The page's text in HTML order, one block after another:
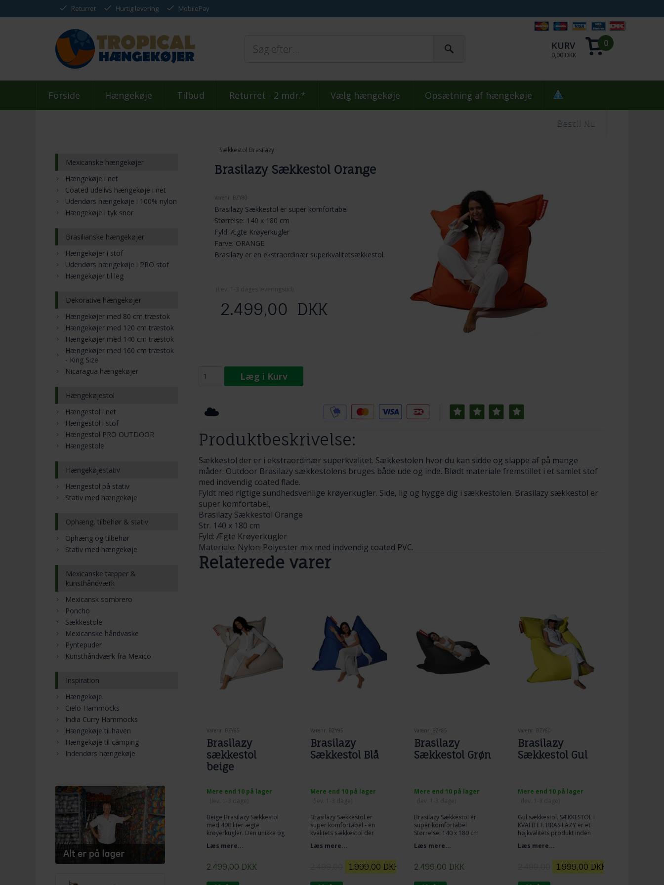
Returret Hurtig levering MobilePay
KURV
0,00 DKK
0
Forside Hængekøje Tilbud Returret - 2 mdr.* Vælg hængekøje Opsætning af hængekøje
Bestil Nu
Sækkestol Brasilazy
Brasilazy Sækkestol Orange
Varenr. BZY80
Brasilazy Sækkestol er super komfortabel
Størrelse: 140 x 180 cm
Fyld: Ægte Krøyerkugler
Farve: ORANGE
Brasilazy er en ekstraordinær superkvalitetsækkestol.
2.499,00 DKK
Læg i Kurv
Produktbeskrivelse:
Sækkestol der er i ekstraordinær superkvalitet. Sækkestolen hvor du kan sidde og slappe af på mange
måder. Outdoor Brasilazy sækkestolens bruges både ude og inde. Blødt materiale fremstillet i et samlet stof
med indvendig coated flade.
Fyldt med rigtige sundhedsvenlige krøyerkugler. Side, lig og hygge dig i sækkestolen. Brasilazy sækkestol er
super komfortabel,
Brasilazy Sækkestol Orange
Str. 140 x 180 cm
Fyld: Ægte Krøyerkugler
Materiale: Nylon-Polyester mix med indvendig coated PVC.
Relaterede varer
Varenr. BZY65
Brasilazy
sækkestol
beige
Mere end 10 på lager
Beige Brasilazy Sækkestol
med 400 liter ægte
krøyerkugler. Den unikke og
sækkestol på 140 x 180 cm
faste og kommer tilbage til
sin form efter brug.
Farve: BEIGE
Læs mere...
2.499,00 DKK
Varenr. BZY95
Brasilazy
Sækkestol Blå
Mere end 10 på lager
Brasilazy Sækkestol er
super komfortabel - en
kvalitets sækkestol der
Størrelse: 140 x 180 cm
Brasilazy er en
ekstraordinær
Læs mere...
1.999,00 DKK
Varenr. BZY85
Brasilazy
Sækkestol Grøn
Mere end 10 på lager
Brasilazy Sækkestol er
super komfortabel
Størrelse: 140 x 180 cm
Farve: GRØN
ekstraordinær
superkvalitetsækkestol.
Læs mere...
2.499,00 DKK
Varenr. BZY60
Brasilazy
Sækkestol Gul
Mere end 10 på lager
Gul sækkestol. SÆKKESTOL i
KVALITET. BRASILAZY er et
højkvalitets produkt inden
Læs mere...
1.999,00 DKK
Mexicanske hængekøjer
Hængekøje i net
Coated udelivs hængekøje i net
Udendørs hængekøje i 100% nylon
Hængekøje i tyk snor
Brasilianske hængekøjer
Hængekøjer i stof
Udendørs hængekøje i PRO stof
Hængekøjer til leg
Dekorative hængekøjer
Hængekøjer med 80 cm træstok
Hængekøjer med 120 cm træstok
Hængekøjer med 140 cm træstok
Hængekøjer med 160 cm træstok
- King Size
Nicaragua hængekøjer
Hængekøjestol
Hængestol i net
Hængestol i stof
Hængestol PRO OUTDOOR
Hængestole
Hængekøjestativ
Hængestol på stativ
Stativ med hængekøje
Ophæng, tilbehør & stativ
Ophæng og tilbehør
Stativ med hængekøje
Mexicanske tæpper &
kunsthåndværk
Mexicansk sombrero
Poncho
Sækkestole
Mexicanske håndvaske
Pyntepuder
Kunsthåndværk fra Mexico
Inspiration
Hængekøje
Cielo Hammocks
India Curry Hammocks
Hængekøje til haven
Hængekøje til camping
Indendørs hængekøje